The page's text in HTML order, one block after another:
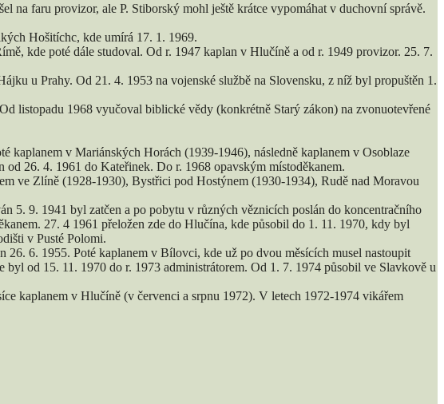
faru provizor, ale P. Stiborský mohl ještě krátce vypomáhat v duchovní správě.
Hošitíchc, kde umírá 17. 1. 1969.
kde poté dále studoval. Od r. 1947 kaplan v Hlučíně a od r. 1949 provizor. 25. 7.
u Prahy. Od 21. 4. 1953 na vojenské službě na Slovensku, z níž byl propuštěn 1.
listopadu 1968 vyučoval biblické vědy (konkrétně Starý zákon) na zvonuotevřené
kaplanem v Mariánských Horách (1939-1946), následně kaplanem v Osoblaze
26. 4. 1961 do Kateřinek. Do r. 1968 opavským místoděkanem.
ve Zlíně (1928-1930), Bystřici pod Hostýnem (1930-1934), Rudě nad Moravou
5. 9. 1941 byl zatčen a po pobytu v různých věznicích poslán do koncentračního
27. 4 1961 přeložen zde do Hlučína, kde působil do 1. 11. 1970, kdy byl
v Pusté Polomi.
6. 1955. Poté kaplanem v Bílovci, kde už po dvou měsících musel nastoupit
od 15. 11. 1970 do r. 1973 administrátorem. Od 1. 7. 1974 působil ve Slavkově u
kaplanem v Hlučíně (v červenci a srpnu 1972). V letech 1972-1974 vikářem